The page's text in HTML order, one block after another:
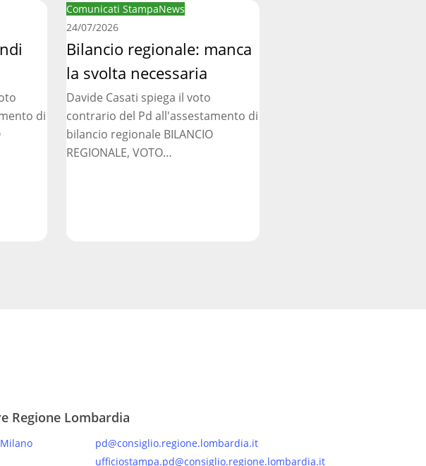
di
Comunicati StampaNews
Bilancio
regionale:
manca
svolta
necessaria
24/07/2026
Bilancio regionale: manca
la svolta necessaria
Davide Casati spiega il voto
contrario del Pd all'assestamento di
bilancio regionale BILANCIO
REGIONALE, VOTO…
Regione Lombardia
pd@consiglio.regione.lombardia.it
ufficiostampa.pd@consiglio.regione.lombardia.it